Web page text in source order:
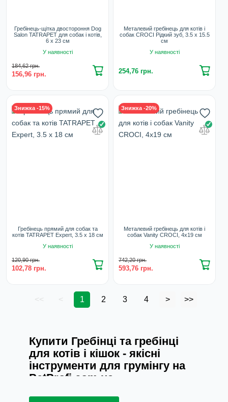
Гребінець-щітка двостороння Dog
Salon TATRAPET для собак і котів,
6 х 23 см
У наявності
184,62 грн.
156,96 грн.
Металевий гребінець для котів і
собак CROCI Рідкий зуб, 3.5 х 15.5
см
У наявності
254,76 грн.
Знижка -15%
Гребінець прямий для собак та
котів TATRAPET Expert, 3.5 х 18 см
У наявності
120,90 грн.
102,78 грн.
Знижка -20%
Металевий гребінець для котів і
собак Vanity CROCI, 4х19 см
У наявності
742,20 грн.
593,76 грн.
<< < 1 2 3 4 > >>
Купити Гребінці та гребінці
для котів і кішок - якісні
інструменти для грумінгу на
PetProfi.com.ua
Кожен дбайливий господар знає, наскільки